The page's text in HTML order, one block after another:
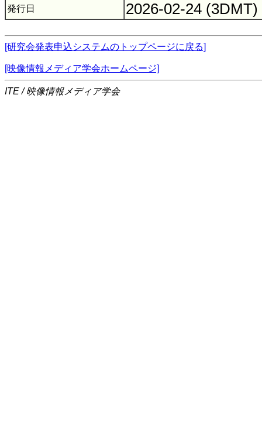
発行日 2026-02-24 (3DMT)
[研究会発表申込システムのトップページに戻る]
[映像情報メディア学会ホームページ]
ITE / 映像情報メディア学会